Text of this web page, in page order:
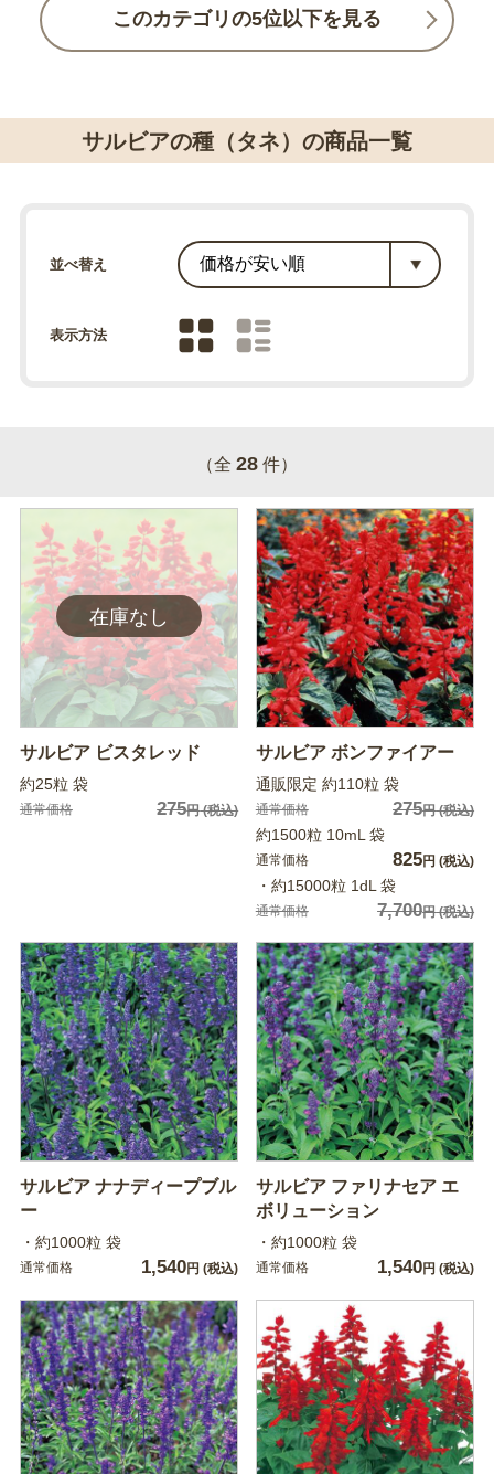
このカテゴリの5位以下を見る
サルビアの種（タネ）の商品一覧
並べ替え
表示方法
（全 28 件）
サルビア ビスタレッド
約25粒 袋
通常価格 275円(税込)
サルビア ボンファイアー
通販限定 約110粒 袋
通常価格 275円(税込)
約1500粒 10mL 袋
通常価格 825円 (税込)
・約15000粒 1dL 袋
通常価格 7,700円(税込)
サルビア ナナディープブル
ー
・約1000粒 袋
通常価格 1,540円 (税込)
サルビア ファリナセア エ
ボリューション
・約1000粒 袋
通常価格 1,540円 (税込)